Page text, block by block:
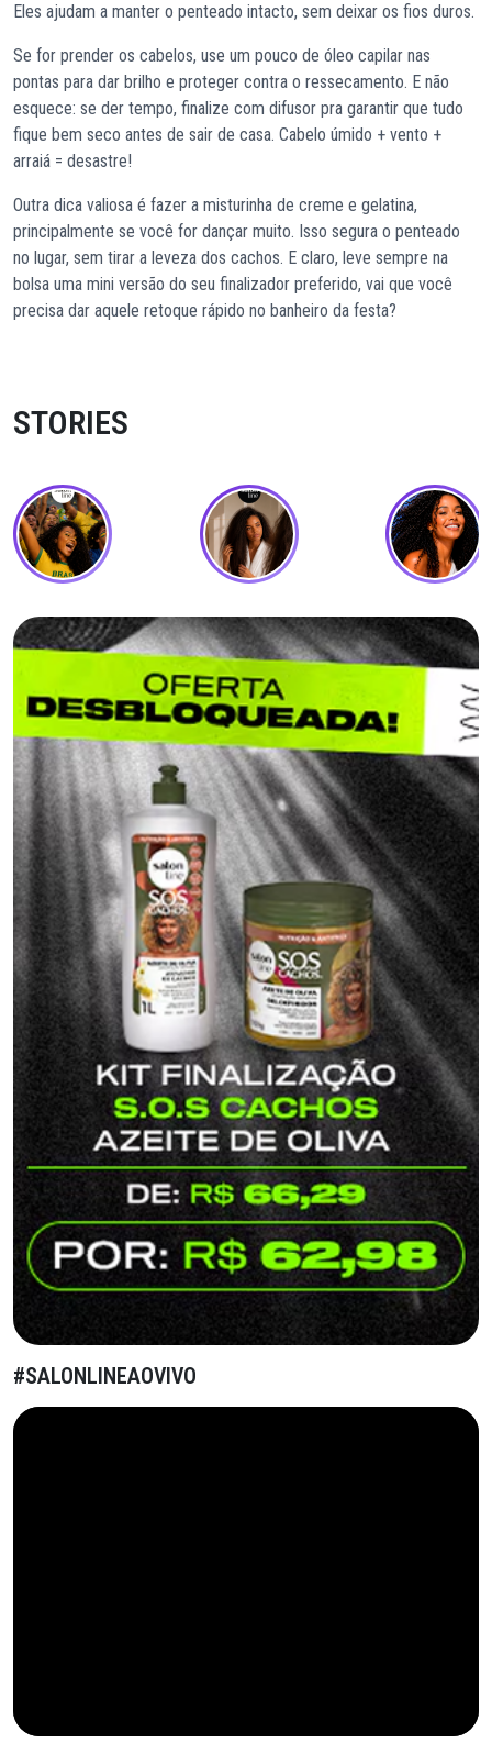
Eles ajudam a manter o penteado intacto, sem deixar os fios duros.
Se for prender os cabelos, use um pouco de óleo capilar nas
pontas para dar brilho e proteger contra o ressecamento. E não
esquece: se der tempo, finalize com difusor pra garantir que tudo
fique bem seco antes de sair de casa. Cabelo úmido + vento +
arraiá = desastre!
Outra dica valiosa é fazer a misturinha de creme e gelatina,
principalmente se você for dançar muito. Isso segura o penteado
no lugar, sem tirar a leveza dos cachos. E claro, leve sempre na
bolsa uma mini versão do seu finalizador preferido, vai que você
precisa dar aquele retoque rápido no banheiro da festa?
STORIES
#SALONLINEAOVIVO